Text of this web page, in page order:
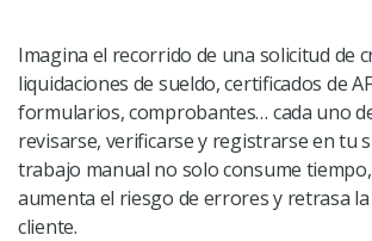
Imagina el recorrido de una solicitud de
liquidaciones de sueldo, certificados de
formularios, comprobantes… cada uno
revisarse, verificarse y registrarse en tu
trabajo manual no solo consume
aumenta el riesgo de errores y retrasa
cliente.